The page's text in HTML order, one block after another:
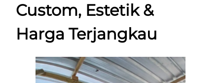
Custom, Estetik &
Harga Terjangkau